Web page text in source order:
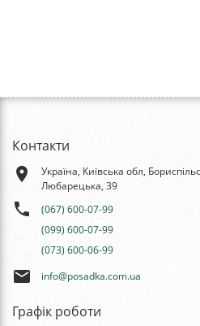
Контакти
place
Україна, Київська обл,
Любарецька, 39
phone
(067) 600-07-99
(099) 600-07-99
(073) 600-06-99
email info@posadka.com.ua
Графік роботи